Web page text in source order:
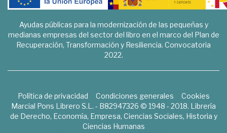
Ayudas públicas para la modernización de las pequeñas y
medianas empresas del sector del libro en el marco del Plan de
Recuperación, Transformación y Resiliencia. Convocatoria
2022.
Política de privacidad Condiciones generales
Cookies
Marcial Pons Librero S.L. - B82947326 © 1948 - 2018. Librería
de Derecho, Economía, Empresa, Ciencias Sociales, Historia y
Ciencias Humanas